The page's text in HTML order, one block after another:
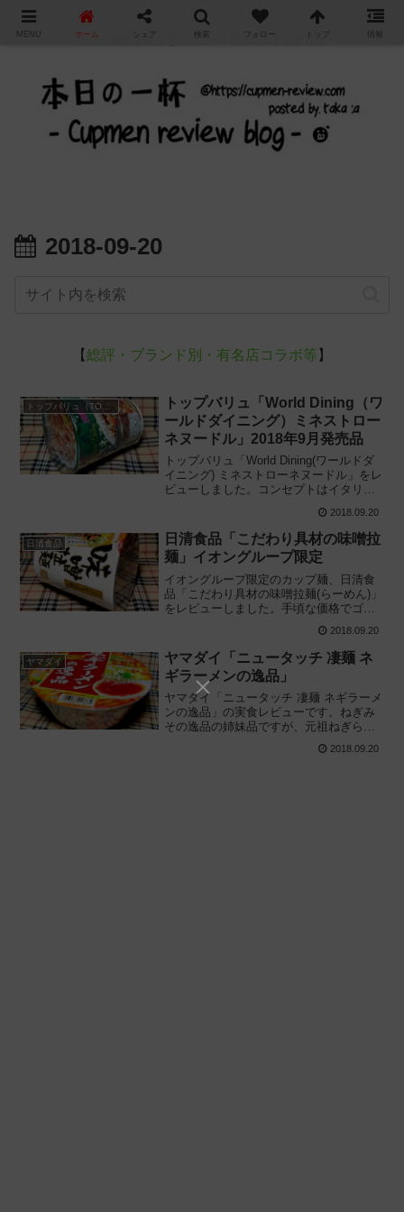
カップ麺の新商品をレビュー / アレンジするブログ
2018-09-20
【総評・ブランド別・有名店コラボ等 】
トップバリュ（TOPVALU）
トップバリュ「World Dining（ワ
ールドダイニング）ミネストロー
ネヌードル」2018年9月発売品
トップバリュ「World Dining(ワールドダ
イニング) ミネストローネヌードル」をレ
ビューしました。コンセプトはイタリア
ネストローネのカップ麺を実際に食べて
みた感想です。2018/09/18新発売
2018.09.20
日清食品
日清食品「こだわり具材の味噌拉
麺」イオングループ限定
イオングループ限定のカップ麺、日清食
品「こだわり具材の味噌拉麺(らーめん)」
をレビューしました。手頃な価格でゴロ
リーズをコスパに注目しながら実食し、
詳しく解説します。2018/09/10新発売
2018.09.20
ヤマダイ
ヤマダイ「ニュータッチ 凄麺 ネ
ギラーメンの逸品」
ヤマダイ「ニュータッチ 凄麺 ネギラーメ
ンの逸品」の実食レビューです。ねぎみ
その逸品の姉妹品ですが、元祖ねぎらー
た。カップ麺のフリーズドライ製法につ
2018.09.20
MENU ホーム シェア 検索 フォロー トップ 情報